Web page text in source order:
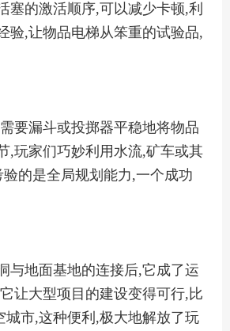
塞的激活顺序,可以减少卡顿,利
验,让物品电梯从笨重的试验品,
要漏斗或投掷器平稳地将物品
,玩家们巧妙利用水流,矿车或其
的是全局规划能力,一个成功
与地面基地的连接后,它成了运
让大型项目的建设变得可行,比
市,这种便利,极大地解放了玩